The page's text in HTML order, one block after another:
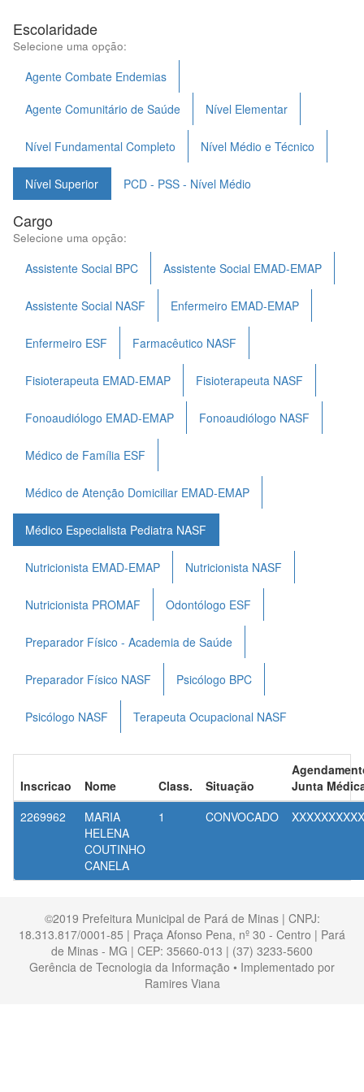
Escolaridade
Selecione uma opção:
Agente Combate Endemias
Agente Comunitário de Saúde
Nível Elementar
Nível Fundamental Completo Nível Médio e Técnico
Nível Superior PCD - PSS - Nível Médio
Cargo
Selecione uma opção:
Assistente Social BPC Assistente Social EMAD-EMAP
Assistente Social NASF Enfermeiro EMAD-EMAP
Enfermeiro ESF Farmacêutico NASF
Fisioterapeuta EMAD-EMAP Fisioterapeuta NASF
Fonoaudiólogo EMAD-EMAP Fonoaudiólogo NASF
Médico de Família ESF
Médico de Atenção Domiciliar EMAD-EMAP
Médico Especialista Pediatra NASF
Nutricionista EMAD-EMAP Nutricionista NASF
Nutricionista PROMAF Odontólogo ESF
Preparador Físico - Academia de Saúde
Preparador Físico NASF Psicólogo BPC
Psicólogo NASF Terapeuta Ocupacional NASF
Inscricao Nome Class. Situação
Junta
2269962
MARIA
HELENA
COUTINHO
CANELA
1 CONVOCADO
©2019 Prefeitura Municipal de Pará de Minas | CNPJ:
18.313.817/0001-85 | Praça Afonso Pena, nº 30 - Centro | Pará
de Minas - MG | CEP: 35660-013 | (37) 3233-5600
Gerência de Tecnologia da Informação • Implementado por
Ramires Viana